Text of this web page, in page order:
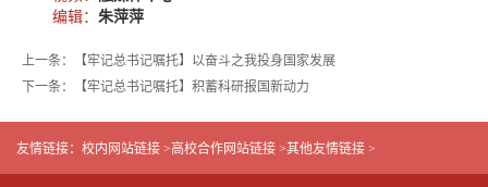
编辑： 朱萍萍
上一条：【牢记总书记嘱托】以奋斗之我投身国家发展
下一条：【牢记总书记嘱托】积蓄科研报国新动力
友情链接： 校内网站链接 >高校合作网站链接 >其他友情链接 >